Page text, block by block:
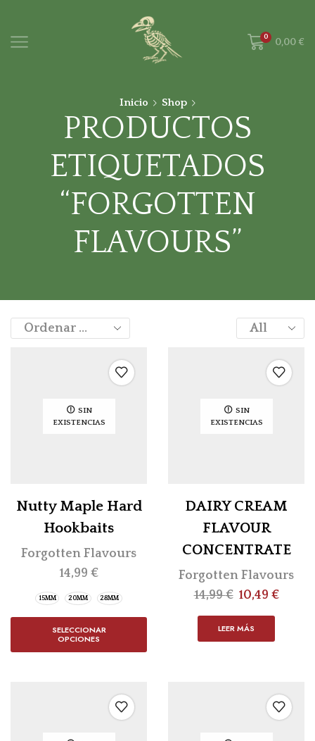
0 0,00 €
Inicio Shop
PRODUCTOS
ETIQUETADOS
“FORGOTTEN
FLAVOURS”
SIN
EXISTENCIAS
Nutty Maple Hard
Hookbaits
Forgotten Flavours
14,99 €
15MM 20MM 28MM
SELECCIONAR
OPCIONES
SIN
EXISTENCIAS
DAIRY CREAM
FLAVOUR
CONCENTRATE
Forgotten Flavours
14,99€ 10,49 €
LEER MÁS